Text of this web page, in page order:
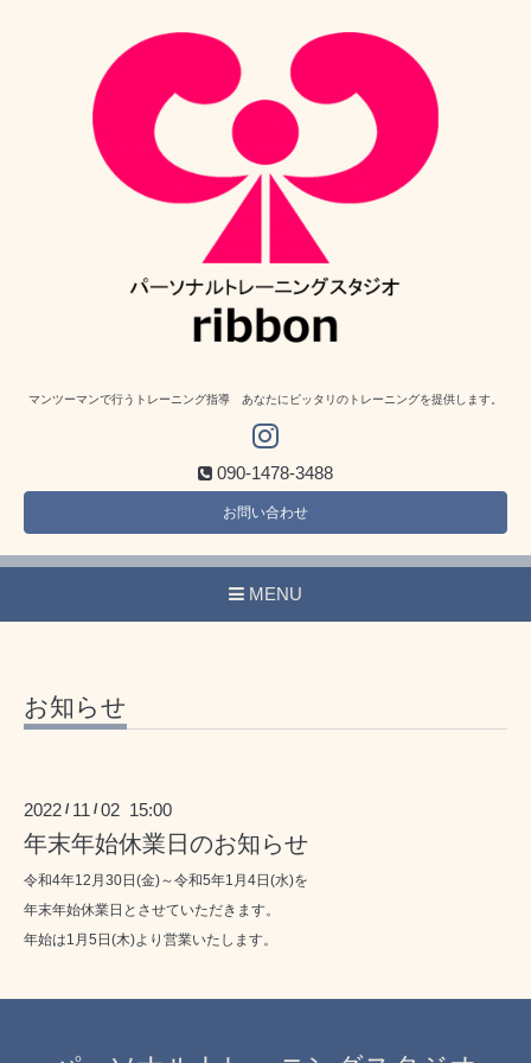
マンツーマンで行うトレーニング指導 あなたにピッタリのトレーニングを提供します。
090-1478-3488
お問い合わせ
MENU
お知らせ
2022 / 11 /02 15:00
年末年始休業日のお知らせ
令和4年12月30日(金)～令和5年1月4日(水)を
年末年始休業日とさせていただきます。
年始は1月5日(木)より営業いたします。